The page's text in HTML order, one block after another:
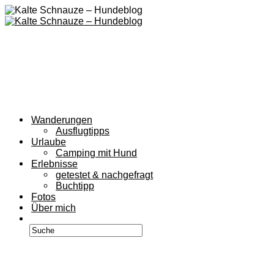
Wanderungen
Ausflugtipps
Urlaube
Camping mit Hund
Erlebnisse
getestet & nachgefragt
Buchtipp
Fotos
Über mich